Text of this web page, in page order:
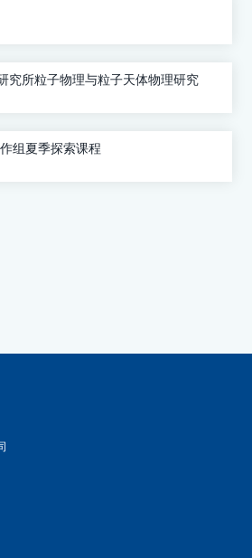
究所粒子物理与粒子天体物理研究
组夏季探索课程
司